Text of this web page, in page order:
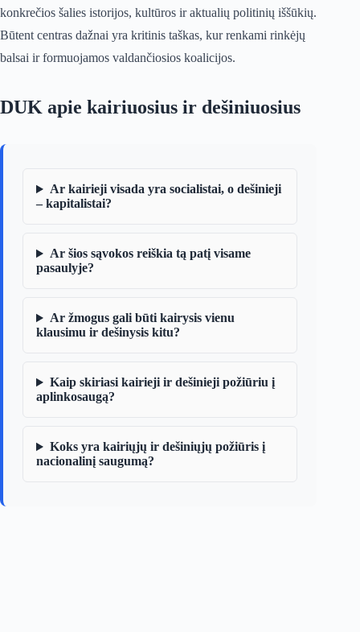
konkrečios šalies istorijos, kultūros ir aktualių politinių iššūkių.
Būtent centras dažnai yra kritinis taškas, kur renkami rinkėjų
balsai ir formuojamos valdančiosios koalicijos.
DUK apie kairiuosius ir dešiniuosius
Ar kairieji visada yra socialistai, o dešinieji
– kapitalistai?
Ar šios sąvokos reiškia tą patį visame
pasaulyje?
Ar žmogus gali būti kairysis vienu
klausimu ir dešinysis kitu?
Kaip skiriasi kairieji ir dešinieji požiūriu į
aplinkosaugą?
Koks yra kairiųjų ir dešiniųjų požiūris į
nacionalinį saugumą?